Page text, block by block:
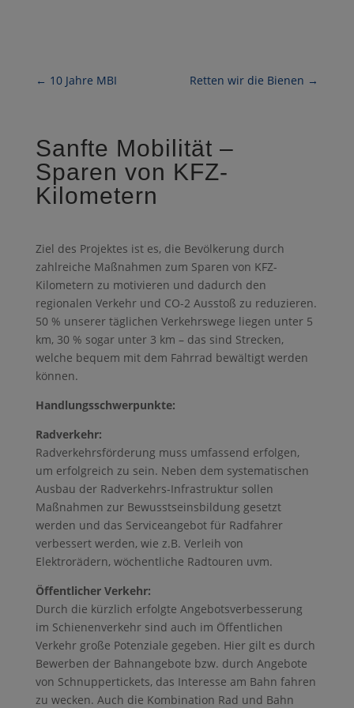
← 10 Jahre MBI Retten wir die Bienen →
Sanfte Mobilität –
Sparen von KFZ-
Kilometern
Ziel des Projektes ist es, die Bevölkerung durch
zahlreiche Maßnahmen zum Sparen von KFZ-
Kilometern zu motivieren und dadurch den
regionalen Verkehr und CO-2 Ausstoß zu reduzieren.
50 % unserer täglichen Verkehrswege liegen unter 5
km, 30 % sogar unter 3 km – das sind Strecken,
welche bequem mit dem Fahrrad bewältigt werden
können.
Handlungsschwerpunkte:
Radverkehr:
Radverkehrsförderung muss umfassend erfolgen,
um erfolgreich zu sein. Neben dem systematischen
Ausbau der Radverkehrs-Infrastruktur sollen
Maßnahmen zur Bewusstseinsbildung gesetzt
werden und das Serviceangebot für Radfahrer
verbessert werden, wie z.B. Verleih von
Elektrorädern, wöchentliche Radtouren uvm.
Öffentlicher Verkehr:
Durch die kürzlich erfolgte Angebotsverbesserung
im Schienenverkehr sind auch im Öffentlichen
Verkehr große Potenziale gegeben. Hier gilt es durch
Bewerben der Bahnangebote bzw. durch Angebote
von Schnuppertickets, das Interesse am Bahn fahren
zu wecken. Auch die Kombination Rad und Bahn